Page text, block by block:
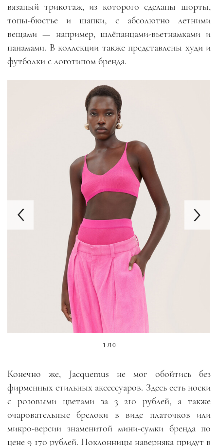
вязаный трикотаж, из которого сделаны шорты,
топы-бюстье и шапки, с абсолютно летними
вещами — например, шлёпанцами-вьетнамками и
панамами. В коллекции также представлены худи и
футболки с логотипом бренда.
1 /10
Конечно же, Jacquemus не мог обойтись без
фирменных стильных аксессуаров. Здесь есть носки
с розовыми цветами за 3 210 рублей, а также
очаровательные брелоки в виде платочков или
микро-версии знаменитой мини-сумки бренда по
цене 9 170 рублей. Поклонницы наверняка придут в